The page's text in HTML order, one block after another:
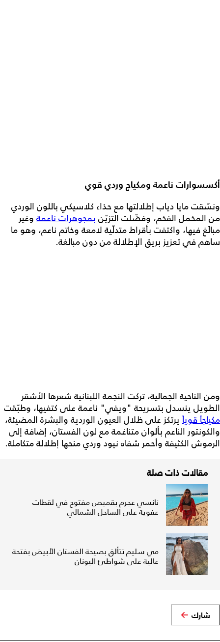
أكسسوارات ناعمة ومكياج وردي قوي
ونسّقت مايا دياب إطلالتها مع حذاء كلاسيكي باللون الوردي
من المخمل الفخم، وفضّلت التزيّن بمجوهرات ناعمة وغير
مبالَغ فيها، واكتفت بأقراط متدلّية لامعة وخاتم ناعم، وهو ما
ساهم في تعزيز بريق الإطلالة من دون مبالغة.
ومن الناحية الجمالية، تركت النجمة اللبنانية شعرها الأشقر
الطويل ينسدل بتسريحة "ويفي" ناعمة على كتفيها، وطبّقت
مكياجاً قوياً يرتكز على ظلال العيون الوردية والبشرة المضيئة،
والكونتور الناعم بألوان متناغمة مع لون الفستان، إضافة إلى
الرموش الكثيفة وأحمر شفاه نيود وردي منحها إطلالة متكاملة.
مقالات ذات صلة
نانسي عجرم بقميص مفتوح في لقطات
عفوية على الساحل الشمالي
مي سليم تتألق بصيحة الفستان الأبيض بفتحة
عالية على شواطئ اليونان
شارك